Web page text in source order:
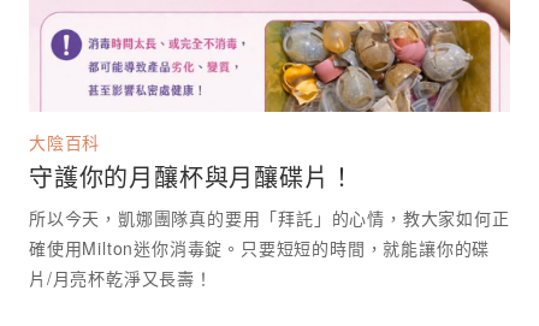
大陰百科
守護你的月釀杯與月釀碟片！
所以今天，凱娜團隊真的要用「拜託」的心情，教大家如何正
確使用Milton迷你消毒錠。只要短短的時間，就能讓你的碟